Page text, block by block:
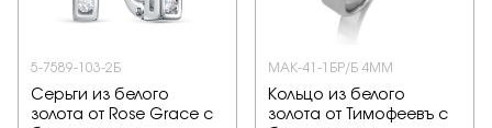
5-7589-103-2Б
Серьги из белого
золота от Rose Grace с
МАК-41-1БР/Б 4ММ
Кольцо из белого
золота от Тимофеевъ с